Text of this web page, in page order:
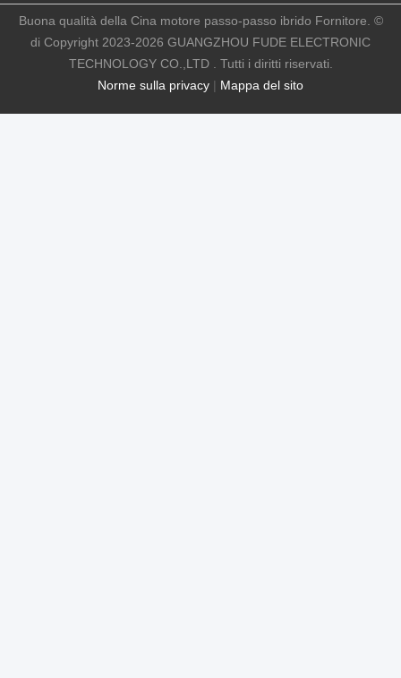
Norme sulla privacy | Mappa del sito
Buona qualità della Cina motore passo-passo ibrido Fornitore. ©
di Copyright 2023-2026 GUANGZHOU FUDE ELECTRONIC
TECHNOLOGY CO.,LTD . Tutti i diritti riservati.